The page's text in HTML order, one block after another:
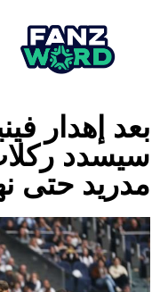
بعد إهدار
سيسدد
مدريد حتى